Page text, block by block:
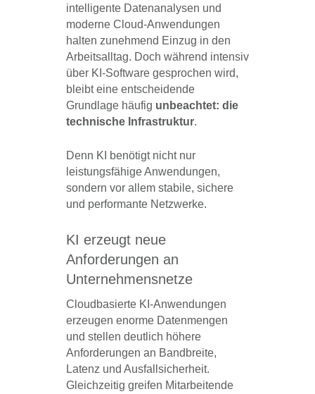
intelligente Datenanalysen und
moderne Cloud-Anwendungen
halten zunehmend Einzug in den
Arbeitsalltag. Doch während intensiv
über KI-Software gesprochen wird,
bleibt eine entscheidende
Grundlage häufig unbeachtet: die
technische Infrastruktur.
Denn KI benötigt nicht nur
leistungsfähige Anwendungen,
sondern vor allem stabile, sichere
und performante Netzwerke.
KI erzeugt neue
Anforderungen an
Unternehmensnetze
Cloudbasierte KI-Anwendungen
erzeugen enorme Datenmengen
und stellen deutlich höhere
Anforderungen an Bandbreite,
Latenz und Ausfallsicherheit.
Gleichzeitig greifen Mitarbeitende